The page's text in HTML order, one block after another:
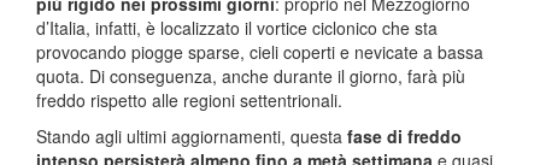
d’Italia, infatti, è localizzato il vortice ciclonico che sta
provocando piogge sparse, cieli coperti e nevicate a bassa
quota. Di conseguenza, anche durante il giorno, farà più
freddo rispetto alle regioni settentrionali.
Stando agli ultimi aggiornamenti, questa fase di freddo
intenso persisterà almeno fino a metà settimana e quasi